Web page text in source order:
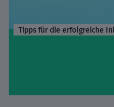
Tipps für die erfolgreiche